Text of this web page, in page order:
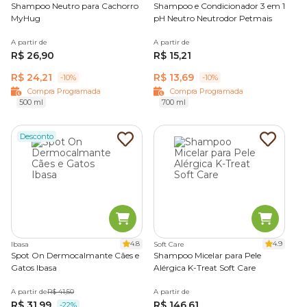
veterinário.
Indicado para auxiliar no cuidado de infecções fúngicas na
pele, oshampoo antifúngico para cachorro
ativos que ajudam a controlar a proliferação desses
microrganismos.
A fórmula também contribui para reduzir sintomas como
descamação, odor e coceira, favorecendo o equilíbrio da
pele durante o tratamento dermatológico.
Pulgas e carrapatos são parasitas comuns na pelagem dos
cães e podem causar coceira intensa, irritação na pele e até
transmitir doenças. O shampoo antipulgas e carrapatos
é formulado para ajudar na remoção desses
parasitas durante o banho.
Shampoo Neutro para Cachorro
MyHug
A partir de
R$ 26,90
R$ 24,21
-10%
Compra Programada
500 ml
Shampoo e Condicionador 3 em 1
pH Neutro Neutrodor Petmais
A partir de
R$ 15,21
R$ 13,69
-10%
Compra Programada
700 ml
Desconto
Ibasa 4.8
Spot On Dermocalmante Cães e
Gatos Ibasa
A partir deR$ 41,50
-22%
Soft Care 4.9
Shampoo Micelar para Pele
Alérgica K-Treat Soft Care
A partir de